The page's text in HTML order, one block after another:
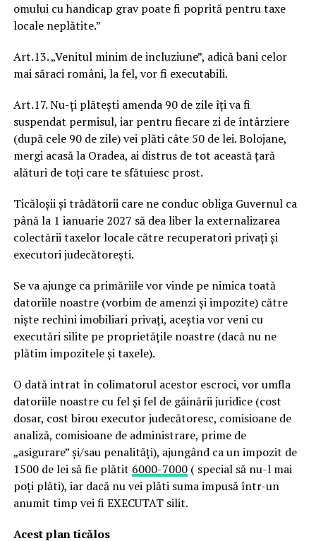
omului cu handicap grav poate fi poprită pentru taxe
locale neplătite.”
Art.13. „Venitul minim de incluziune”, adică bani celor
mai săraci români, la fel, vor fi executabili.
Art.17. Nu-ți plătești amenda 90 de zile îți va fi
suspendat permisul, iar pentru fiecare zi de întârziere
(după cele 90 de zile) vei plăti câte 50 de lei. Bolojane,
mergi acasă la Oradea, ai distrus de tot această țară
alături de toți care te sfătuiesc prost.
Ticăloșii și trădătorii care ne conduc obliga Guvernul ca
până la 1 ianuarie 2027 să dea liber la externalizarea
colectării taxelor locale către recuperatori privați și
executori judecătorești.
Se va ajunge ca primăriile vor vinde pe nimica toată
datoriile noastre (vorbim de amenzi și impozite) către
niște rechini imobiliari privați, aceștia vor veni cu
executări silite pe proprietățile noastre (dacă nu ne
plătim impozitele și taxele).
O dată intrat în colimatorul acestor escroci, vor umfla
datoriile noastre cu fel și fel de găinării juridice (cost
dosar, cost birou executor judecătoresc, comisioane de
analiză, comisioane de administrare, prime de
„asigurare” și/sau penalități), ajungând ca un impozit de
1500 de lei să fie plătit 6000-7000( special să nu-l mai
poți plăti), iar dacă nu vei plăti suma impusă într-un
anumit timp vei fi EXECUTAT silit.
Acest plan ticălos